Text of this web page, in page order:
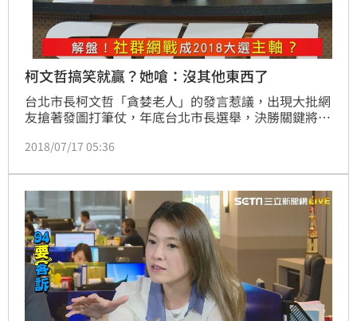
柯文哲搞笑就贏？她嗆：沒其他東西了
台北市長柯文哲「貪婪老人」的發言惹議，出現大批網
友搶著發圖打筆仗，年底台北市長選舉，決勝關鍵將是
新聞網94要客訴獨家解析，網軍後面的「老大哥」是如
2018/07/17 05:36